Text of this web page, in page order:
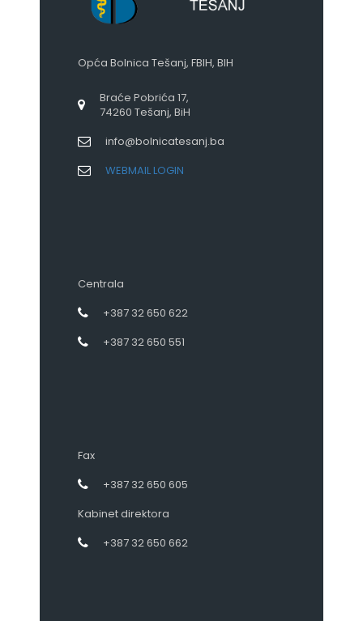
Opća Bolnica Tešanj, FBIH, BIH
Braće Pobrića 17,
74260 Tešanj, BiH
info@bolnicatesanj.ba
WEBMAIL LOGIN
Centrala
+387 32 650 622
+387 32 650 551
Fax
+387 32 650 605
Kabinet direktora
+387 32 650 662